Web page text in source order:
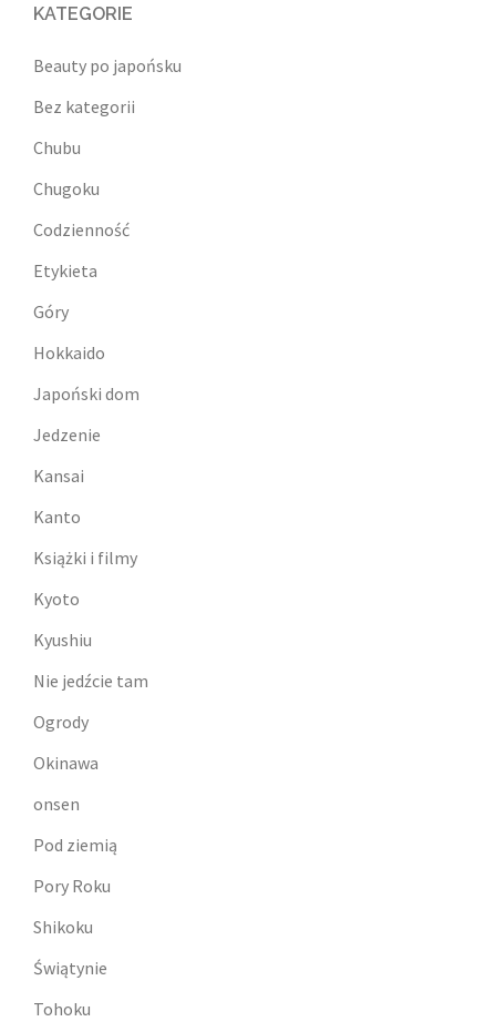
KATEGORIE
Beauty po japońsku
Bez kategorii
Chubu
Chugoku
Codzienność
Etykieta
Góry
Hokkaido
Japoński dom
Jedzenie
Kansai
Kanto
Książki i filmy
Kyoto
Kyushiu
Nie jedźcie tam
Ogrody
Okinawa
onsen
Pod ziemią
Pory Roku
Shikoku
Świątynie
Tohoku